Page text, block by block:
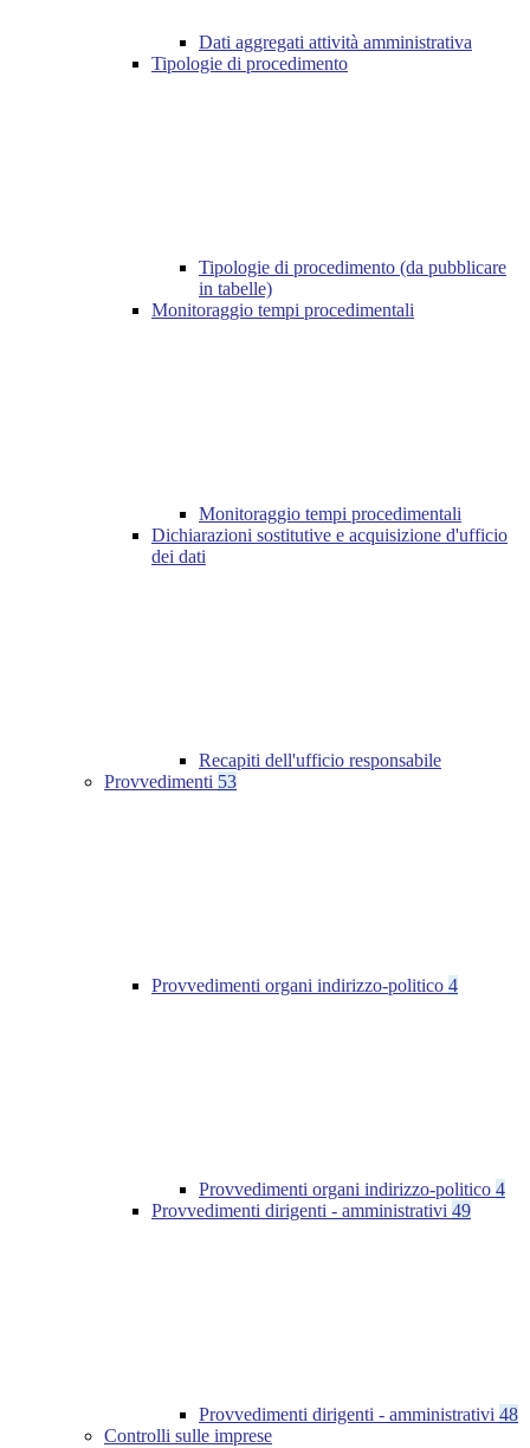
Dati aggregati attività amministrativa
Tipologie di procedimento
Tipologie di procedimento (da pubblicare
in tabelle)
Monitoraggio tempi procedimentali
Monitoraggio tempi procedimentali
Dichiarazioni sostitutive e acquisizione d'ufficio
dei dati
Recapiti dell'ufficio responsabile
Provvedimenti 53
Provvedimenti organi indirizzo-politico 4
Provvedimenti organi indirizzo-politico 4
Provvedimenti dirigenti - amministrativi 49
Provvedimenti dirigenti - amministrativi 48
Controlli sulle imprese